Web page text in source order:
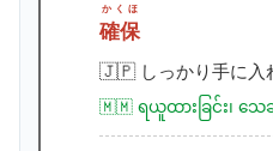
確保
かくほ
🇯🇵 しっかり手に入
🇲🇲 ရယူထားခြင်း၊ သေခ